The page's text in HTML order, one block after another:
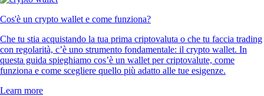
Cos'è un crypto wallet e come funziona?
Che tu stia acquistando la tua prima criptovaluta o che tu faccia trading
con regolarità, c’è uno strumento fondamentale: il crypto wallet. In
questa guida spieghiamo cos’è un wallet per criptovalute, come
funziona e come scegliere quello più adatto alle tue esigenze.
Learn more